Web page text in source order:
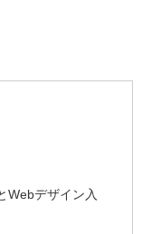
Webデザイン入